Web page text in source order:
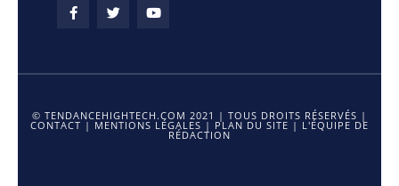
© TENDANCEHIGHTECH.COM 2021 | TOUS DROITS RÉSERVÉS |
CONTACT | MENTIONS LÉGALES | PLAN DU SITE | L'ÉQUIPE DE
RÉDACTION